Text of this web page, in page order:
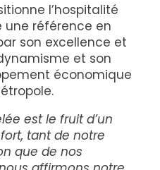
l’hospitalité
référence en
son excellence et
et son
économique
est le fruit d’un
tant de notre
que de nos